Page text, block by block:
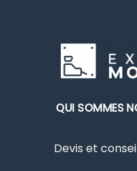
QUI SOMMES
Devis et